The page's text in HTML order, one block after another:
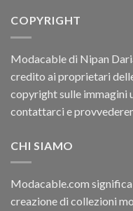
COPYRIGHT
Modacable di Nipan
credito ai proprietari
copyright sulle immagini
contattarci e
CHI SIAMO
Modacable.com
creazione di collezioni